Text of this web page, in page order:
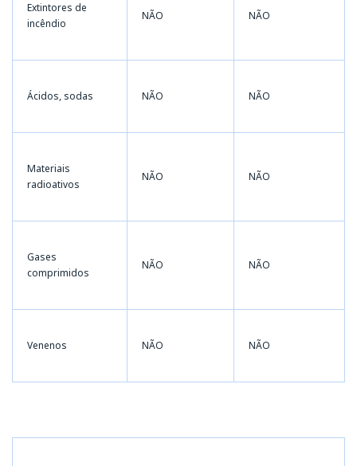
Extintores de
incêndio
NÃO NÃO
Ácidos, sodas NÃO NÃO
Materiais
radioativos
NÃO NÃO
Gases
comprimidos
NÃO NÃO
Venenos NÃO NÃO